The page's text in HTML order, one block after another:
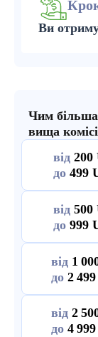
Ви
Чим більша
вища
від 200
до 499
від 500
до 999
від 1
до 2 499
від 2
до 4 999